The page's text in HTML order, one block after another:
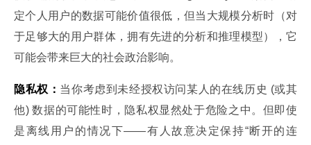
定个人用户的数据可能价值很低，但当大规模分析时（对
于足够大的用户群体，拥有先进的分析和推理模型），它
可能会带来巨大的社会政治影响。
隐私权： 当你考虑到未经授权访问某人的在线历史 (或其
他) 数据的可能性时，隐私权显然处于危险之中。但即使
是离线用户的情况下——有人故意决定保持“断开的连